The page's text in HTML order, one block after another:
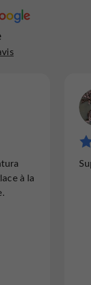
à la
une
avec de
a été